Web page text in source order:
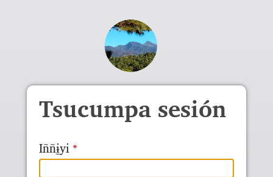
Tsucumpa sesión
Iññɨ̱yi